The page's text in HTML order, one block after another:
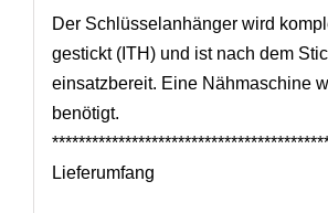
Der Schlüsselanhänger wird
gestickt (ITH) und ist nach dem
einsatzbereit. Eine Nähmaschine
benötigt.
Lieferumfang